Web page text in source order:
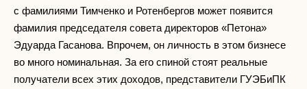
с фамилиями Тимченко и Ротенбергов может появится
фамилия председателя совета директоров «Петона»
Эдуарда Гасанова. Впрочем, он личность в этом бизнесе
во много номинальная. За его спиной стоят реальные
получатели всех этих доходов, представители ГУЭБиПК